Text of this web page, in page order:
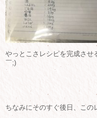
やっとこさレシピを完成さ
￣;)
ちなみにそのすぐ後日、この